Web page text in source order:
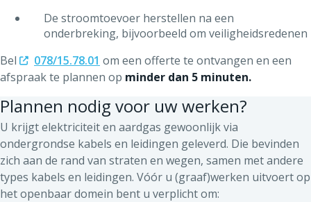
De stroomtoevoer herstellen na een
onderbreking, bijvoorbeeld om veiligheidsredenen
Bel
078/15.78.01 om een offerte te ontvangen en een
afspraak te plannen op minder dan 5 minuten.
Plannen nodig voor uw werken?
U krijgt elektriciteit en aardgas gewoonlijk via
ondergrondse kabels en leidingen geleverd. Die bevinden
zich aan de rand van straten en wegen, samen met andere
types kabels en leidingen. Vóór u (graaf)werken uitvoert op
het openbaar domein bent u verplicht om: